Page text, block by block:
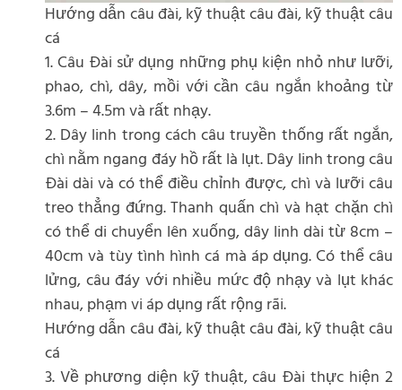
Hướng dẫn câu đài, kỹ thuật câu đài, kỹ thuật câu
cá
1. Câu Đài sử dụng những phụ kiện nhỏ như lưỡi,
phao, chì, dây, mồi với cần câu ngắn khoảng từ
3.6m – 4.5m và rất nhạy.
2. Dây linh trong cách câu truyền thống rất ngắn,
chì nằm ngang đáy hồ rất là lụt. Dây linh trong câu
Đài dài và có thể điều chỉnh được, chì và lưỡi câu
treo thẳng đứng. Thanh quấn chì và hạt chặn chì
có thể di chuyển lên xuống, dây linh dài từ 8cm –
40cm và tùy tình hình cá mà áp dụng. Có thể câu
lửng, câu đáy với nhiều mức độ nhạy và lụt khác
nhau, phạm vi áp dụng rất rộng rãi.
Hướng dẫn câu đài, kỹ thuật câu đài, kỹ thuật câu
cá
3. Về phương diện kỹ thuật, câu Đài thực hiện 2